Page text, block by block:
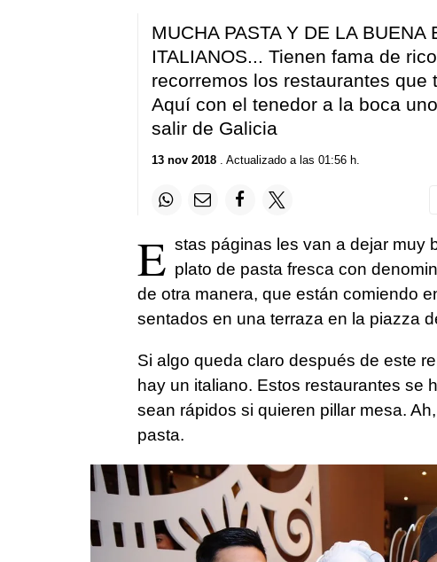
MUCHA PASTA Y DE LA
ITALIANOS... Tienen fama de
recorremos los restaurantes
Aquí con el tenedor a la boca
salir de Galicia
13 nov 2018. Actualizado a las 01:56 h.
E stas páginas les van a dejar muy
plato de pasta fresca con
de otra manera, que están comiendo
sentados en una terraza en la piazza
Si algo queda claro después de este
hay un italiano. Estos restaurantes se
sean rápidos si quieren pillar mesa.
pasta.